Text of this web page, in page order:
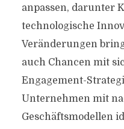
anpassen, darunter
technologische
Veränderungen
auch Chancen mit
Engagement-
Unternehmen mit
Geschäftsmodellen